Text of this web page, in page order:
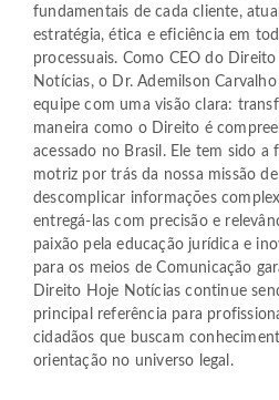
fundamentais de cada cliente,
estratégia, ética e eficiência em
processuais. Como CEO do
Notícias, o Dr. Ademilson Carvalho
equipe com uma visão clara:
maneira como o Direito é
acessado no Brasil. Ele tem sido a
motriz por trás da nossa missão de
descomplicar informações
entregá-las com precisão e
paixão pela educação jurídica e
para os meios de Comunicação
Direito Hoje Notícias continue
principal referência para
cidadãos que buscam
orientação no universo legal.